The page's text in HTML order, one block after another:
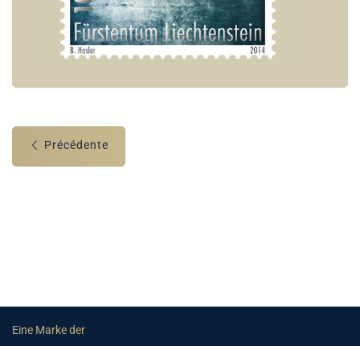
Précédente
Eine Marke der